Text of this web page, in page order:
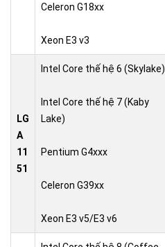
Celeron G18xx
Xeon E3 v3
LG
A
11
51
Intel Core thế hệ 6 (Skylake)
Intel Core thế hệ 7 (Kaby
Lake)
Pentium G4xxx
Celeron G39xx
Xeon E3 v5/E3 v6